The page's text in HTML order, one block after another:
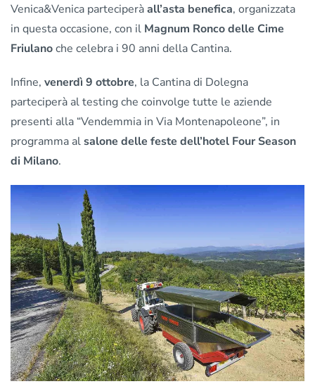
Venica&Venica parteciperàall’asta benefica, organizzata
in questa occasione, con il Magnum Ronco delle Cime
Friulanoche celebra i 90 anni della Cantina.
Infine, venerdì 9 ottobre, la Cantina di Dolegna
parteciperà al testing che coinvolge tutte le aziende
presenti alla “Vendemmia in Via Montenapoleone”, in
programma alsalone delle feste dell’hotel Four Season
di Milano.